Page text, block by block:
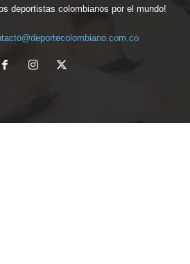
deportistas colombianos por el mundo!